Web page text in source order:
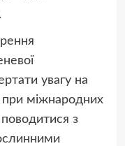
увагу на
міжнародних
з